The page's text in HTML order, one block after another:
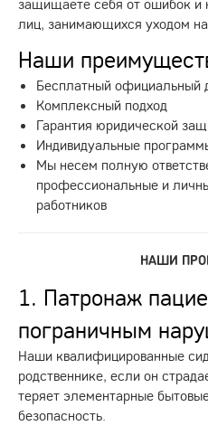
защищаете себя от ошибок и
лиц, занимающихся уходом
Наши
Бесплатный официальный
Комплексный подход
Гарантия юридической
Индивидуальные
Мы несем полную
профессиональные и
работников
НАШИ
1. Патронаж
пограничным
Наши квалифицированные
родственнике, если он
теряет элементарные
безопасность.